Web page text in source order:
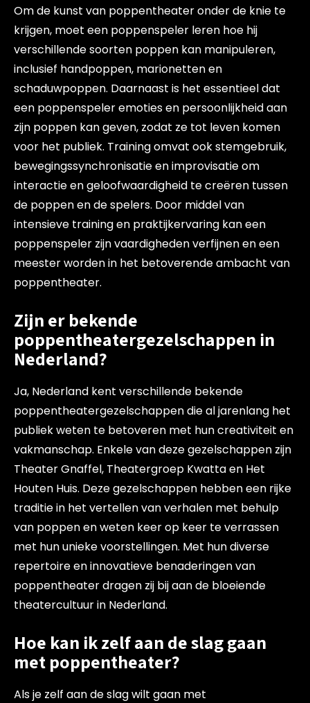
Om de kunst van poppentheater onder de knie te
krijgen, moet een poppenspeler leren hoe hij
verschillende soorten poppen kan manipuleren,
inclusief handpoppen, marionetten en
schaduwpoppen. Daarnaast is het essentieel dat
een poppenspeler emoties en persoonlijkheid aan
zijn poppen kan geven, zodat ze tot leven komen
voor het publiek. Training omvat ook stemgebruik,
bewegingssynchronisatie en improvisatie om
interactie en geloofwaardigheid te creëren tussen
de poppen en de spelers. Door middel van
intensieve training en praktijkervaring kan een
poppenspeler zijn vaardigheden verfijnen en een
meester worden in het betoverende ambacht van
poppentheater.
Zijn er bekende
poppentheatergezelschappen in
Nederland?
Ja, Nederland kent verschillende bekende
poppentheatergezelschappen die al jarenlang het
publiek weten te betoveren met hun creativiteit en
vakmanschap. Enkele van deze gezelschappen zijn
Theater Gnaffel, Theatergroep Kwatta en Het
Houten Huis. Deze gezelschappen hebben een rijke
traditie in het vertellen van verhalen met behulp
van poppen en weten keer op keer te verrassen
met hun unieke voorstellingen. Met hun diverse
repertoire en innovatieve benaderingen van
poppentheater dragen zij bij aan de bloeiende
theatercultuur in Nederland.
Hoe kan ik zelf aan de slag gaan
met poppentheater?
Als je zelf aan de slag wilt gaan met